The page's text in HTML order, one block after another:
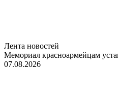
Лента новостей
Мемориал красноармейцам
07.08.2026